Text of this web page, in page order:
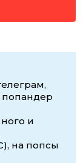
и
на попсы